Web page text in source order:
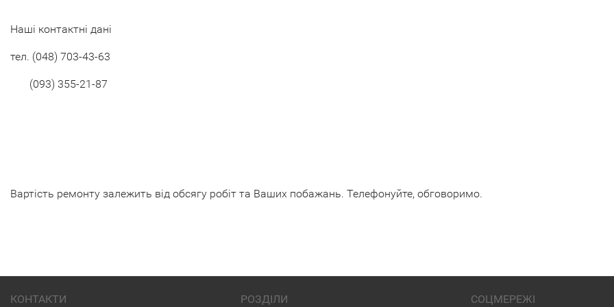
Наші контактні дані
тел. (048) 703-43-63
(093) 355-21-87
Вартість ремонту залежить від обсягу робіт та Ваших побажань. Телефонуйте, обговоримо.
КОНТАКТИ РОЗДІЛИ СОЦМЕРЕЖІ